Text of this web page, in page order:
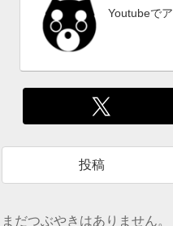
Youtubeで
投稿
まだつぶやきはありません。